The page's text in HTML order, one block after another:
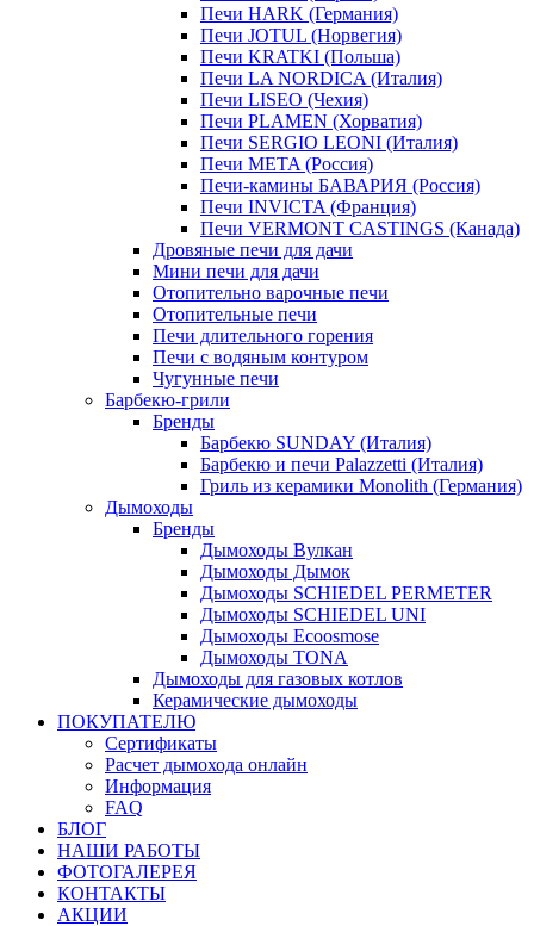
Печи HARK (Германия)
Печи JOTUL (Норвегия)
Печи KRATKI (Польша)
Печи LA NORDICA (Италия)
Печи LISEO (Чехия)
Печи PLAMEN (Хорватия)
Печи SERGIO LEONI (Италия)
Печи META (Россия)
Печи-камины БАВАРИЯ (Россия)
Печи INVICTA (Франция)
Печи VERMONT CASTINGS (Канада)
Дровяные печи для дачи
Мини печи для дачи
Отопительно варочные печи
Отопительные печи
Печи длительного горения
Печи с водяным контуром
Чугунные печи
Барбекю-грили
Бренды
Барбекю SUNDAY (Италия)
Барбекю и печи Palazzetti (Италия)
Гриль из керамики Monolith (Германия)
Дымоходы
Бренды
Дымоходы Вулкан
Дымоходы Дымок
Дымоходы SCHIEDEL PERMETER
Дымоходы SCHIEDEL UNI
Дымоходы Ecoosmose
Дымоходы TONA
Дымоходы для газовых котлов
Керамические дымоходы
ПОКУПАТЕЛЮ
Сертификаты
Расчет дымохода онлайн
Информация
FAQ
БЛОГ
НАШИ РАБОТЫ
ФОТОГАЛЕРЕЯ
КОНТАКТЫ
АКЦИИ